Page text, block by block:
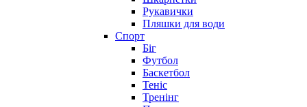
Рукавички
Пляшки для води
Спорт
Біг
Футбол
Баскетбол
Теніс
Тренінг